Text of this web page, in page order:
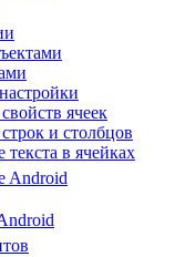
ячеек
и столбцов
в ячейках
Android